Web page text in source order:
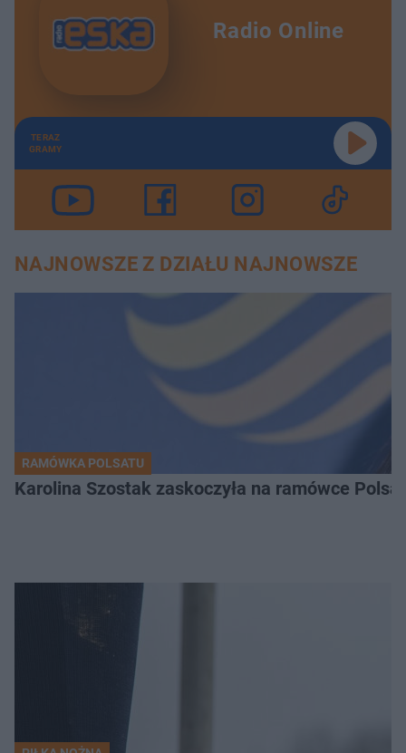
Radio Online
TERAZ
GRAMY
NAJNOWSZE Z DZIAŁU NAJNOWSZE
RAMÓWKA POLSATU
Karolina Szostak zaskoczyła na ramówce